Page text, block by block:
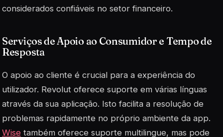
considerados confiáveis no setor financeiro.
Serviços de Apoio ao Consumidor e Tempo de
Resposta
O apoio ao cliente é crucial para a experiência do
utilizador. Revolut oferece suporte em várias línguas
através da sua aplicação. Isto facilita a resolução de
problemas rapidamente no próprio ambiente da app.
Wise também oferece suporte multilingue, mas pode